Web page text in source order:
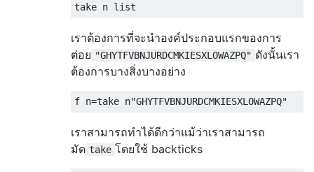
take n list
เราต้องการที่จะนำองค์ประกอบแรกของการ
ต่อย "GHYTFVBNJURDCMKIESXLOWAZPQ" ดังนั้นเรา
ต้องการบางสิ่งบางอย่าง
f n=take n"GHYTFVBNJURDCMKIESXLOWAZPQ"
เราสามารถทำได้ดีกว่าแม้ว่าเราสามารถ
มัด take โดยใช้ backticks